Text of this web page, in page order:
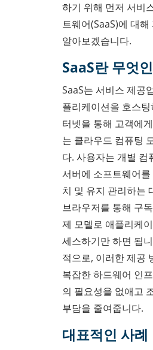
하기 위해 먼저 서비
트웨어(SaaS)에 대해
알아보겠습니다.
SaaS란 무엇
SaaS는 서비스 제공
플리케이션을 호스팅
터넷을 통해 고객에
는 클라우드 컴퓨팅
다. 사용자는 개별 컴
서버에 소프트웨어를
치 및 유지 관리하는
브라우저를 통해 구
제 모델로 애플리케
세스하기만 하면 됩
적으로, 이러한 제공
복잡한 하드웨어 인
의 필요성을 없애고
부담을 줄여줍니다.
대표적인 사례